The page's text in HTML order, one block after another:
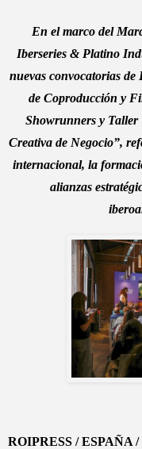
En el marco del
Iberseries & Platino
nuevas convocatorias
de Coproducción y
Showrunners y Taller
Creativa de Negocio”,
internacional, la
alianzas
ROIPRESS / ESPAÑA